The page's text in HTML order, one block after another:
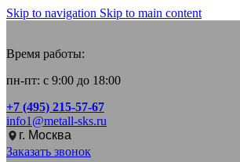
Skip to navigation Skip to main content
Время работы:
пн-пт: с 9:00 до 18:00
+7 (495) 215-57-67
info1@metall-sks.ru
г. Москва
Заказать звонок